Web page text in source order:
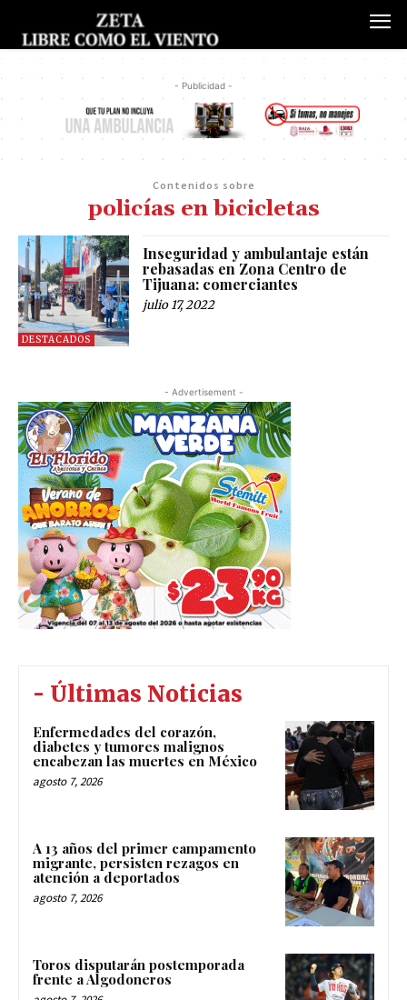
- Publicidad -
Contenidos sobre
policías en bicicletas
DESTACADOS
Inseguridad y ambulantaje están
rebasadas en Zona Centro de
Tijuana: comerciantes
julio 17, 2022
- Advertisement -
- Últimas Noticias
Enfermedades del corazón,
diabetes y tumores malignos
encabezan las muertes en México
agosto 7, 2026
A 13 años del primer campamento
migrante, persisten rezagos en
atención a deportados
agosto 7, 2026
Toros disputarán postemporada
frente a Algodoneros